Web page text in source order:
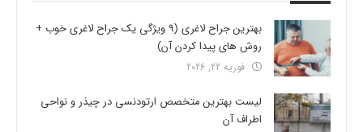
بهترین جراح لاغری (9 ویژگی یک جراح لاغری خوب +
روش های پیدا کردن آن)
فوریه 22, 2026
لیست بهترین متخصص ارتودنسی در چیذر و نواحی
اطراف آن